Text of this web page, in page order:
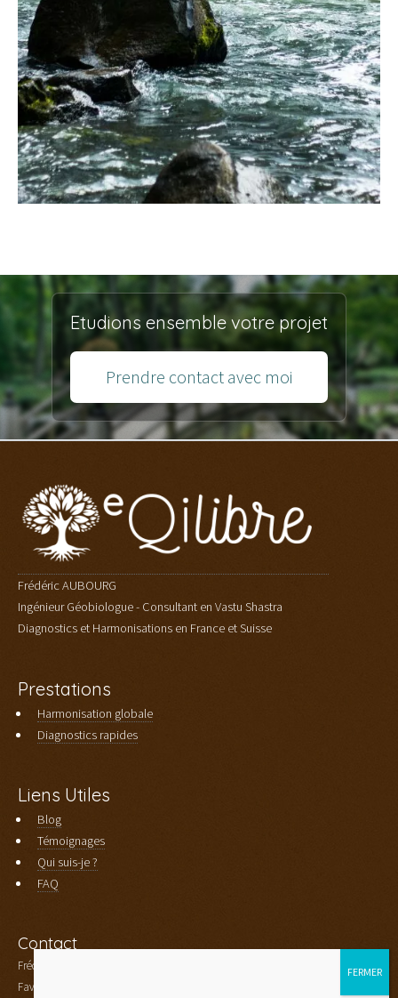
Etudions ensemble votre projet
Prendre contact avec moi
Frédéric AUBOURG
Ingénieur Géobiologue - Consultant en Vastu Shastra
Diagnostics et Harmonisations en France et Suisse
Prestations
Harmonisation globale
Diagnostics rapides
Liens Utiles
Blog
Témoignages
Qui suis-je ?
FAQ
Contact
Frédéric Aubourg
Faverges - Haute Savoie (74)